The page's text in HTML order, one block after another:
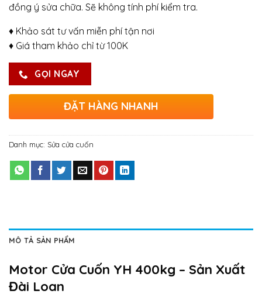
đồng ý sửa chữa. Sẽ không tính phí kiểm tra.
♦ Khảo sát tư vấn miễn phí tận nơi
♦ Giá tham khảo chỉ từ 100K
GỌI NGAY
ĐẶT HÀNG NHANH
Danh mục: Sửa cửa cuốn
MÔ TẢ SẢN PHẨM
Motor Cửa Cuốn YH 400kg – Sản Xuất
Đài Loan